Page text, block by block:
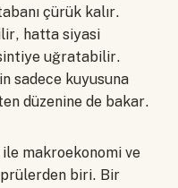
çürük kalır.
hatta siyasi
uğratabilir.
sadece kuyusuna
düzenine de bakar.
makroekonomi ve
biri. Bir